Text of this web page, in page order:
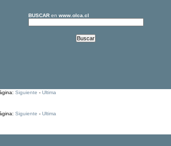
BUSCARen www.olca.cl
Siguiente - Ultima
Siguiente - Ultima